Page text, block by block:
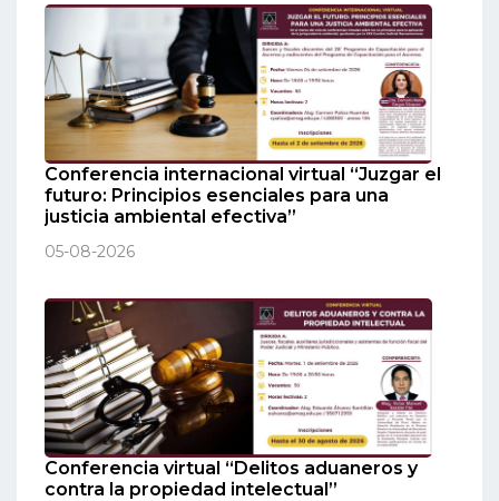
Conferencia internacional virtual “Juzgar el
futuro: Principios esenciales para una
justicia ambiental efectiva”
05-08-2026
Conferencia virtual “Delitos aduaneros y
contra la propiedad intelectual”